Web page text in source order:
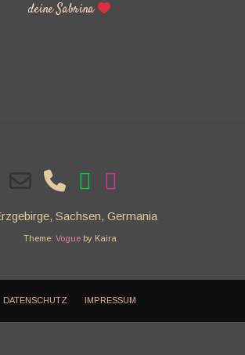
deine Sabrina
Sachsen, Germania
Theme: Vogueby Kaira
DATENSCHUTZ IMPRESSUM